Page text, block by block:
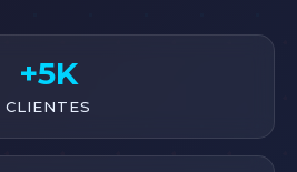
+5K
CLIENTES